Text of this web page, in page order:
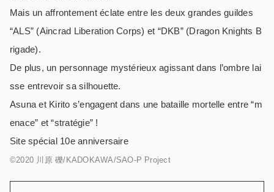
Mais un affrontement éclate entre les deux grandes guildes
“ALS” (Aincrad Liberation Corps) et “DKB” (Dragon Knights B
rigade).
De plus, un personnage mystérieux agissant dans l’ombre lai
sse entrevoir sa silhouette.
Asuna et Kirito s’engagent dans une bataille mortelle entre “m
enace” et “stratégie” !
Site spécial 10e anniversaire
©2020 川原 礫/KADOKAWA/SAO-P Project